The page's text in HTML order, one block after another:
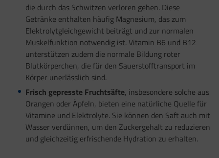
die durch das Schwitzen verloren gehen. Diese
Getränke enthalten häufig Magnesium, das zum
Elektrolytgleichgewicht beiträgt und zur normalen
Muskelfunktion notwendig ist. Vitamin B6 und B12
unterstützen zudem die normale Bildung roter
Blutkörperchen, die für den Sauerstofftransport im
Körper unerlässlich sind.
Frisch gepresste Fruchtsäfte, insbesondere solche aus
Orangen oder Äpfeln, bieten eine natürliche Quelle für
Vitamine und Elektrolyte. Sie können den Saft auch mit
Wasser verdünnen, um den Zuckergehalt zu reduzieren
und gleichzeitig erfrischende Hydration zu erhalten.